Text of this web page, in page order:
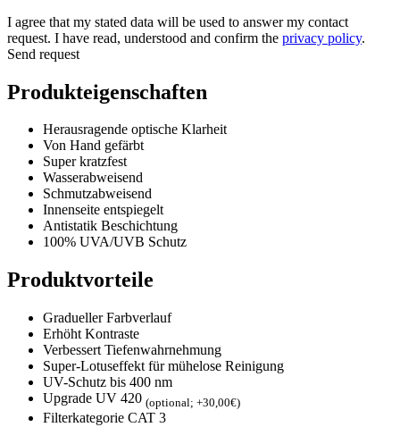
I agree that my stated data will be used to answer my contact
request. I have read, understood and confirm the privacy policy.
Send request
Produkteigenschaften
Herausragende optische Klarheit
Von Hand gefärbt
Super kratzfest
Wasserabweisend
Schmutzabweisend
Innenseite entspiegelt
Antistatik Beschichtung
100% UVA/UVB Schutz
Produktvorteile
Gradueller Farbverlauf
Erhöht Kontraste
Verbessert Tiefenwahrnehmung
Super-Lotuseffekt für mühelose Reinigung
UV-Schutz bis 400 nm
Upgrade UV 420 (optional; +30,00€)
Filterkategorie CAT 3